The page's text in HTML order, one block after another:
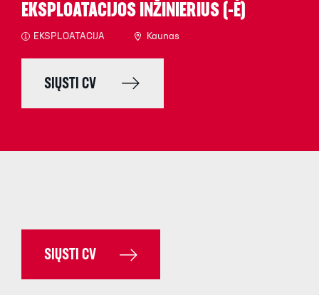
EKSPLOATACIJOS INŽINIERIUS (-Ė)
EKSPLOATACIJA Kaunas
SIŲSTI CV
SIŲSTI CV